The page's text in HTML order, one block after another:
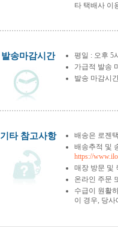
타 택배사 이
발송마감시간
평일 : 오후 5
가급적 발송
발송 마감시
기타 참고사항
배송은 로젠
배송추적 및
https://
매장 방문 및
온라인 주문
수급이 원활
이 경우, 당